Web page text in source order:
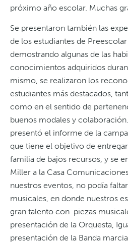
próximo año escolar. Muchas
Se presentaron también las
de los estudiantes de
demostrando algunas de las
conocimientos adquiridos
mismo, se realizaron los
estudiantes más destacados,
como en el sentido de
buenos modales y
presentó el informe de la
que tiene el objetivo de
familia de bajos recursos, y se
Miller a la Casa
nuestros eventos, no podía
musicales, en donde nuestros
gran talento con piezas
presentación de la Orquesta,
presentación de la Banda